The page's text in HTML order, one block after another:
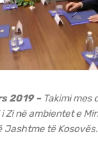
2019 – Takimi mes
Zi në ambientet e
Jashtme të Kosovës.